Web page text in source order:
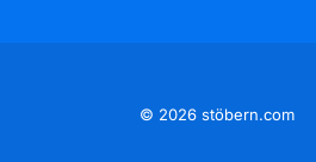
© 2026 stöbern.com